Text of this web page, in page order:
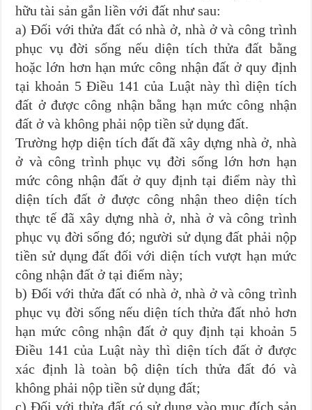
hữu tài sản gắn liền với đất như sau:
a) Đối với thửa đất có nhà ở, nhà ở và công trình
phục vụ đời sống nếu diện tích thửa đất bằng
hoặc lớn hơn hạn mức công nhận đất ở quy định
tại khoản 5 Điều 141 của Luật này thì diện tích
đất ở được công nhận bằng hạn mức công nhận
đất ở và không phải nộp tiền sử dụng đất.
Trường hợp diện tích đất đã xây dựng nhà ở, nhà
ở và công trình phục vụ đời sống lớn hơn hạn
mức công nhận đất ở quy định tại điểm này thì
diện tích đất ở được công nhận theo diện tích
thực tế đã xây dựng nhà ở, nhà ở và công trình
phục vụ đời sống đó; người sử dụng đất phải nộp
tiền sử dụng đất đối với diện tích vượt hạn mức
công nhận đất ở tại điểm này;
b) Đối với thửa đất có nhà ở, nhà ở và công trình
phục vụ đời sống nếu diện tích thửa đất nhỏ hơn
hạn mức công nhận đất ở quy định tại khoản 5
Điều 141 của Luật này thì diện tích đất ở được
xác định là toàn bộ diện tích thửa đất đó và
không phải nộp tiền sử dụng đất;
c) Đối với thửa đất có sử dụng vào mục đích sản